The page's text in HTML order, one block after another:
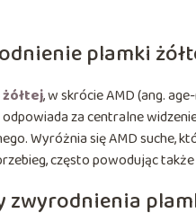
plamki
, w skrócie AMD (ang.
za centralne
Wyróżnia się AMD suche,
często powodując
zwyrodnienia